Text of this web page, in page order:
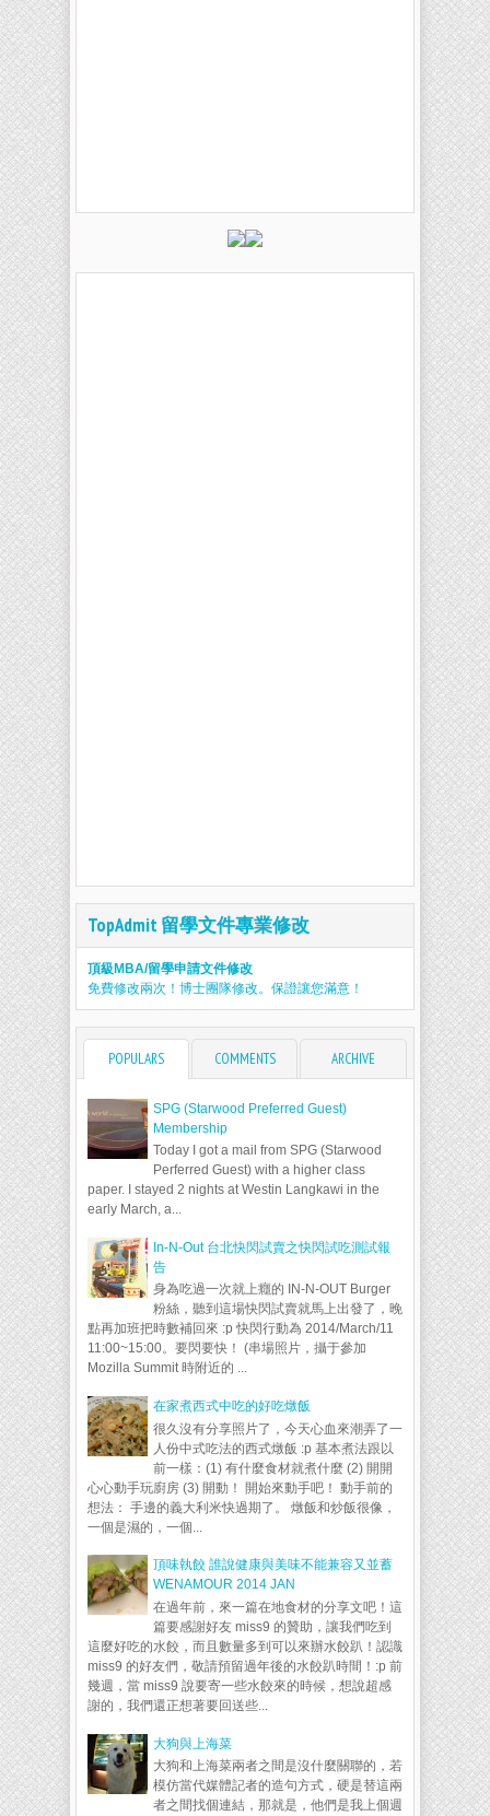
TopAdmit 留學文件專業修改
頂級MBA/留學申請文件修改
免費修改兩次！博士團隊修改。保證讓您滿意！
POPULARS COMMENTS ARCHIVE
SPG (Starwood Preferred Guest)
Membership
Today I got a mail from SPG (Starwood
Perferred Guest) with a higher class
paper. I stayed 2 nights at Westin Langkawi in the
early March, a...
In-N-Out 台北快閃試賣之快閃試吃測試報
告
身為吃過一次就上癮的 IN-N-OUT Burger
粉絲，聽到這場快閃試賣就馬上出發了，晚
點再加班把時數補回來 :p 快閃行動為 2014/March/11
11:00~15:00。要閃要快！ (串場照片，攝于參加
Mozilla Summit 時附近的 ...
在家煮西式中吃的好吃燉飯
很久沒有分享照片了，今天心血來潮弄了一
人份中式吃法的西式燉飯 :p 基本煮法跟以
前一樣：(1) 有什麼食材就煮什麼 (2) 開開
心心動手玩廚房 (3) 開動！ 開始來動手吧！ 動手前的
想法： 手邊的義大利米快過期了。 燉飯和炒飯很像，
一個是濕的，一個...
頂味執餃 誰說健康與美味不能兼容又並蓄
WENAMOUR 2014 JAN
在過年前，來一篇在地食材的分享文吧！這
篇要感謝好友 miss9 的贊助，讓我們吃到
這麼好吃的水餃，而且數量多到可以來辦水餃趴！認識
miss9 的好友們，敬請預留過年後的水餃趴時間！:p 前
幾週，當 miss9 說要寄一些水餃來的時候，想說超感
謝的，我們還正想著要回送些...
大狗與上海菜
大狗和上海菜兩者之間是沒什麼關聯的，若
模仿當代媒體記者的造句方式，硬是替這兩
者之間找個連結，那就是，他們是我上個週